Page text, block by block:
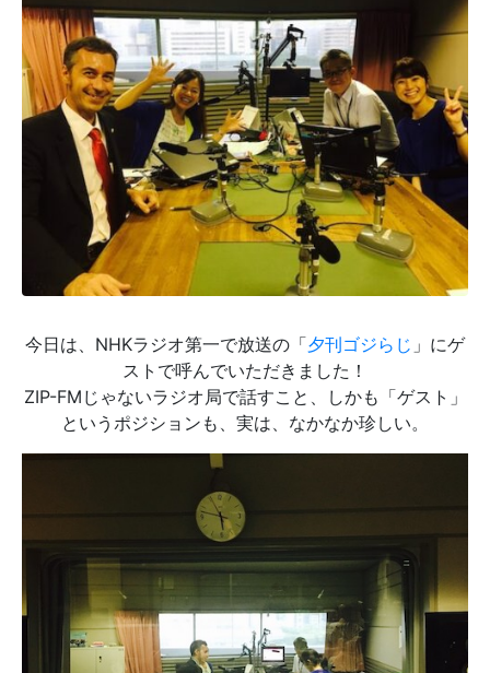
今日は、NHKラジオ第一で放送の「夕刊ゴジらじ 」にゲ
ストで呼んでいただきました！
ZIP-FMじゃないラジオ局で話すこと、しかも「ゲスト」
というポジションも、実は、なかなか珍しい。